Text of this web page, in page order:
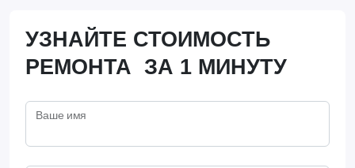
УЗНАЙТЕ СТОИМОСТЬ
РЕМОНТА ЗА 1 МИНУТУ
Ваше имя